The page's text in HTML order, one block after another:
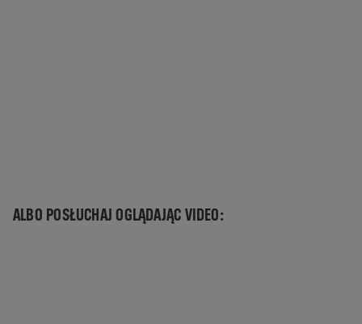
ALBO POSŁUCHAJ OGLĄDAJĄC VIDEO: